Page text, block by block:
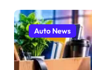
Auto News